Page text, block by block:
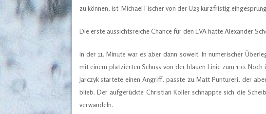
zu können, ist Michael Fischer von der U23 kurzfristig
Die erste aussichtsreiche Chance für den EVA hatte Alexander
In der 11. Minute war es aber dann soweit. In numerischer
mit einem platzierten Schuss von der blauen Linie zum 1:0.
Jarczyk startete einen Angriff, passte zu Matt Puntureri, der
blieb. Der aufgerückte Christian Koller schnappte sich die
verwandeln.